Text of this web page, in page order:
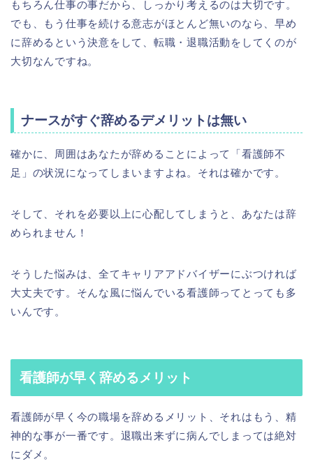
もちろん仕事の事だから、しっかり考えるのは大切です。
でも、もう仕事を続ける意志がほとんど無いのなら、早め
に辞めるという決意をして、転職・退職活動をしてくのが
大切なんですね。
ナースがすぐ辞めるデメリットは無い
確かに、周囲はあなたが辞めることによって「看護師不
足」の状況になってしまいますよね。それは確かです。
そして、それを必要以上に心配してしまうと、あなたは辞
められません！
そうした悩みは、全てキャリアアドバイザーにぶつければ
大丈夫です。そんな風に悩んでいる看護師ってとっても多
いんです。
看護師が早く辞めるメリット
看護師が早く今の職場を辞めるメリット、それはもう、精
神的な事が一番です。退職出来ずに病んでしまっては絶対
にダメ。